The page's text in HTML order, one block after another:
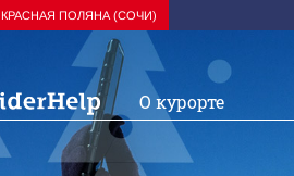
КРАСНАЯ ПОЛЯНА (СОЧИ)
О курорте